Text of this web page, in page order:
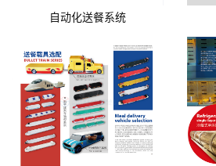
自动化送餐系统